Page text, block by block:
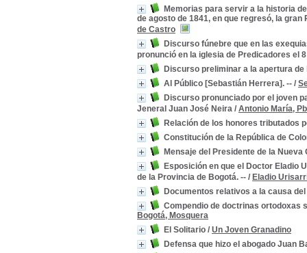
Memorias para servir a la historia
de agosto de 1841, en que regresó, la
de Castro
Discurso fúnebre que en las
pronunció en la iglesia de Predicadores el
Discurso preliminar a la apertura
Al Público [Sebastián Herrera]. -- /
Discurso pronunciado por el joven
Jeneral Juan José Neira / Antonio María,
Relación de los honores tributados
Constitución de la República de
Mensaje del Presidente de la
Esposición en que el Doctor Eladio
de la Provincia de Bogotá. -- / Eladio
Documentos relativos a la causa
Compendio de doctrinas ortodoxas
Bogotá, Mosquera
El Solitario / Un Joven Granadino
Defensa que hizo el abogado Juan